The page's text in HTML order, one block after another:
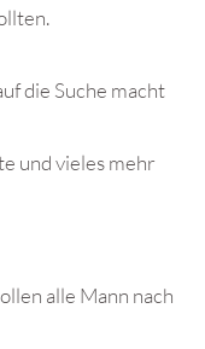
die Suche macht
und vieles mehr
alle Mann nach